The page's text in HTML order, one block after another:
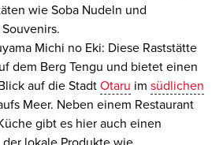
wie Soba Nudeln und
Michi no Eki: Diese Raststätte
dem Berg Tengu und bietet einen
auf die Stadt Otaru im südlichen
Meer. Neben einem Restaurant
gibt es hier auch einen